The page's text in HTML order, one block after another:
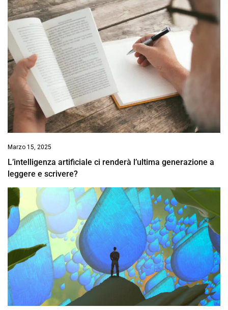
Marzo 15, 2025
L’intelligenza artificiale ci renderà l’ultima generazione a
leggere e scrivere?